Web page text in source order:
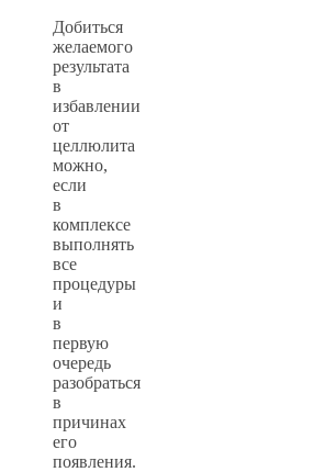
Добиться
желаемого
результата
в
избавлении
от
целлюлита
можно,
если
в
комплексе
выполнять
все
процедуры
и
в
первую
очередь
разобраться
в
причинах
его
появления.